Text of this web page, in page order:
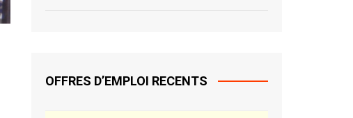
OFFRES D’EMPLOI RECENTS